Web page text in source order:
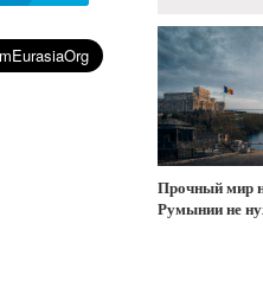
Прочный мир
Румынии не